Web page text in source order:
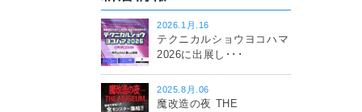
2026.1月.16
テクニカルショウヨコハマ
2026に出展し･･･
2025.8月.06
魔改造の夜 THE